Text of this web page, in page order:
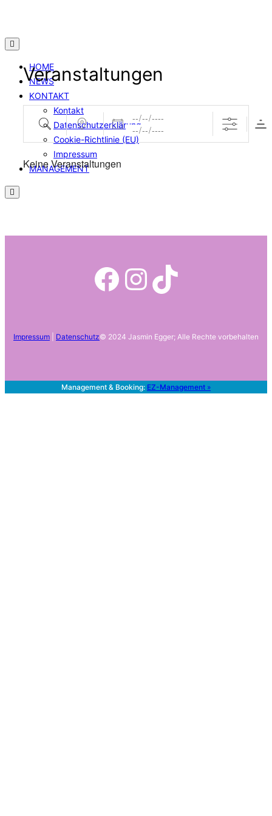
springen
HOME
NEWS
KONTAKT
Kontakt
Datenschutzerklärung
Cookie-Richtlinie (EU)
Impressum
MANAGEMENT
Veranstaltungen
Suche Nahe … Daten
Keine Veranstaltungen
Facebook InstagramTikTok
Impressum Datenschutz© 2024 Jasmin Egger; Alle Rechte vorbehalten
Management & Booking: EZ-Management »